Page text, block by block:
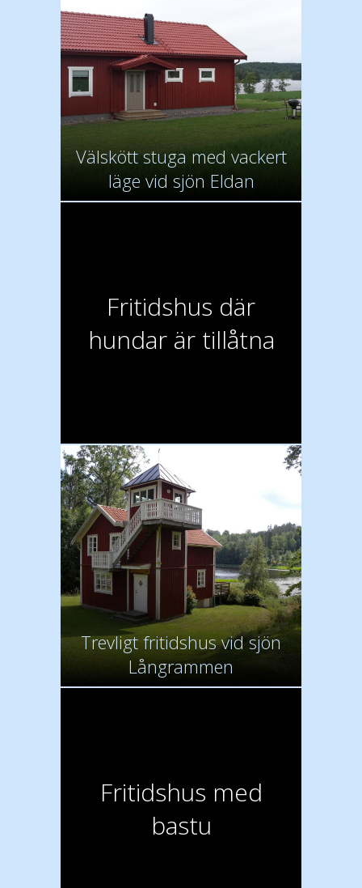
Välskött stuga med vackert
läge vid sjön Eldan
Fritidshus där
hundar är tillåtna
Trevligt fritidshus vid sjön
Långrammen
Fritidshus med
bastu